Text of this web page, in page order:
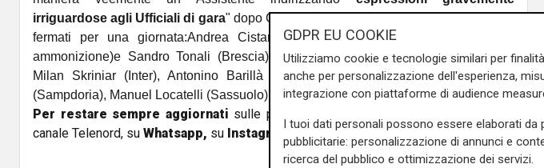
irriguardose agli Ufficiali di gara" dopo Genoa - Sassuolo. In dieci sono stati invece
fermati per una giornata:Andrea Cistana (al quale è stata inflitta anche una
ammonizione)e Sandro Tonali (Brescia), Nenad Tomovic (Spal), Nicolò Barellae
Milan Skriniar (Inter), Antonino Barillà (Parma); Omar Colleye Fabio De Paoli
(Sampdoria), Manuel Locatelli (Sassuolo), MarcoParolo (Lazio).
Per restare sempre aggiornati sulle principali notizie sulla Liguria seguiteci sul
canale Telenord, su Whatsapp, su Instagram ,suYoutubee su Facebook.
GDPR EU COOKIE
Utilizziamo cookie e tecnologie similari per
anche per personalizzazione dell'esperienza,
integrazione con piattaforme di audience
I tuoi dati personali possono essere elaborati
pubblicitarie: personalizzazione di annunci e
ricerca del pubblico e ottimizzazione dei servizi.